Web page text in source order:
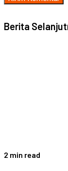
Berita
2 min read